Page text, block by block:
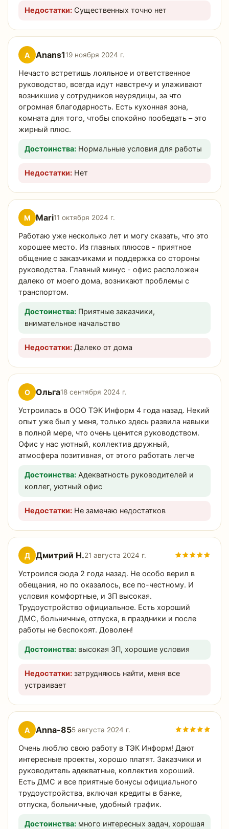
Недостатки: Существенных точно нет
A Anans119 ноября 2024 г.
Нечасто встретишь лояльное и ответственное
руководство, всегда идут навстречу и улаживают
возникшие у сотрудников неурядицы, за что
огромная благодарность. Есть кухонная зона,
комната для того, чтобы спокойно пообедать – это
жирный плюс.
Достоинства: Нормальные условия для работы
Недостатки: Нет
M Mari11 октября 2024 г.
Работаю уже несколько лет и могу сказать, что это
хорошее место. Из главных плюсов - приятное
общение с заказчиками и поддержка со стороны
руководства. Главный минус - офис расположен
далеко от моего дома, возникают проблемы с
транспортом.
Достоинства: Приятные заказчики,
внимательное начальство
Недостатки: Далеко от дома
О Ольга18 сентября 2024 г.
Устроилась в ООО ТЭК Информ 4 года назад. Некий
опыт уже был у меня, только здесь развила навыки
в полной мере, что очень ценится руководством.
Офис у нас уютный, коллектив дружный,
атмосфера позитивная, от этого работать легче
Достоинства: Адекватность руководителей и
коллег, уютный офис
Недостатки: Не замечаю недостатков
Д Дмитрий Н.21 августа 2024 г.
Устроился сюда 2 года назад. Не особо верил в
обещания, но по оказалось, все по-честному. И
условия комфортные, и ЗП высокая.
Трудоустройство официальное. Есть хороший
ДМС, больничные, отпуска, в праздники и после
работы не беспокоят. Доволен!
Достоинства: высокая ЗП, хорошие условия
Недостатки: затрудняюсь найти, меня все
устраивает
A Anna-855 августа 2024 г.
Очень люблю свою работу в ТЭК Информ! Дают
интересные проекты, хорошо платят. Заказчики и
руководитель адекватные, коллектив хороший.
Есть ДМС и все приятные бонусы официального
трудоустройства, включая кредиты в банке,
отпуска, больничные, удобный график.
Достоинства: много интересных задач, хорошая